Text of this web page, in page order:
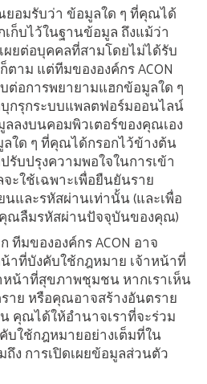
อมรับว่า ข้อมูลใด ๆ ที่คุณได้
ก็บไว้ในฐานข้อมูล ถึงแม้ว่า
ผยต่อบุคคลที่สามโดยไม่ได้รับ
าม แต่ทีมขององค์กร ACON
ต่อการพยายามแฮกข้อมูลใด ๆ
กรุกระบบแพลตฟอร์มออนไลน์
ลงบนคอมพิวเตอร์ของคุณเอง
ใด ๆ ที่คุณได้กรอกไว้ข้างต้น
บปรุงความพอใจในการเข้า
ะใช้เฉพาะเพื่อยืนยันราย
นและรหัสผ่านเท่านั้น (และเพื่อ
ณลืมรหัสผ่านปัจจุบันของคุณ)
มขององค์กร ACON อาจ
าที่บังคับใช้กฎหมาย เจ้าหน้าที่
น้าที่สุขภาพชุมชน หากเราเห็น
ย หรือคุณอาจสร้างอันตราย
คุณได้ให้อำนาจเราที่จะร่วม
บใช้กฎหมายอย่างเต็มที่ใน
ถึง การเปิดเผยข้อมูลส่วนตัว